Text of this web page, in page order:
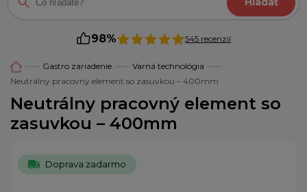
98% 545 recenzií
Gastro zariadenie
Varná technológia
Neutrálny pracovný element so zasuvkou – 400mm
Neutrálny pracovný element so
zasuvkou – 400mm
Doprava zadarmo